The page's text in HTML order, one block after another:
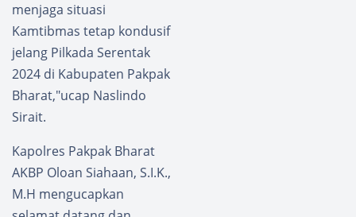
menjaga situasi
Kamtibmas tetap kondusif
jelang Pilkada Serentak
2024 di Kabupaten Pakpak
Bharat,"ucap Naslindo
Sirait.
Kapolres Pakpak Bharat
AKBP Oloan Siahaan, S.I.K.,
M.H mengucapkan